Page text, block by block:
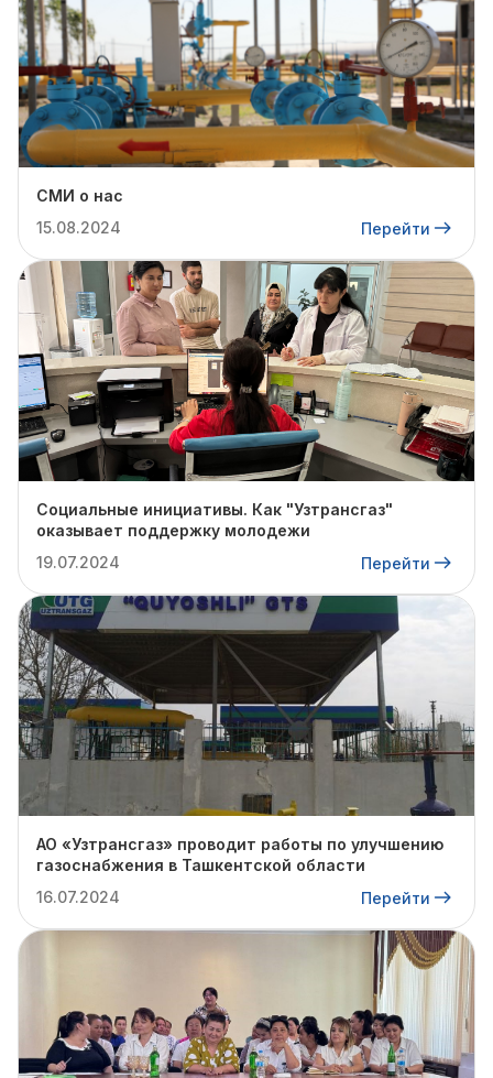
СМИ о нас
15.08.2024
Перейти
Социальные инициативы. Как "Узтрансгаз"
оказывает поддержку молодежи
19.07.2024
Перейти
АО «Узтрансгаз» проводит работы по улучшению
газоснабжения в Ташкентской области
16.07.2024
Перейти